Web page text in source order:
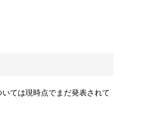
ては現時点でまだ発表されて